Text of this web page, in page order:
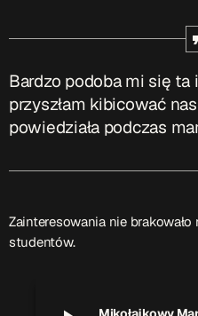
– jedyna w Kielcach
Projekt ruszył w
kieleckich studentów
Wyszukaj
Bardzo podoba mi się
przyszłam kibicować
powiedziała podczas
Zainteresowania nie
studentów.